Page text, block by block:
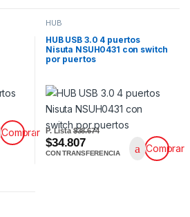
Comprar
HUB
HUB USB 3.0 4 puertos
Nisuta NSUH0431 con switch
por puertos
P. Lista$38.674
$34.807
CON TRANSFERENCIA Comprar